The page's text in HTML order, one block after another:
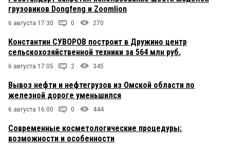
грузовиков Dongfeng и Zoomlion
6 августа 17:30 0 270
Константин СУВОРОВ построит в Дружино центр
сельскохозяйственной техники за 564 млн руб.
6 августа 17:05 2 345
Вывоз нефти и нефтегрузов из Омской области по
железной дороге уменьшился
6 августа 16:00 0 444
Современные косметологические процедуры:
возможности и особенности